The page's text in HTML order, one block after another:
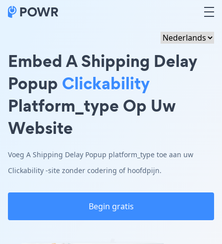
Embed A Shipping Delay
Popup Clickability
Platform_type Op Uw
Website
Voeg A Shipping Delay Popup platform_type toe aan uw
Clickability -site zonder codering of hoofdpijn.
Begin gratis